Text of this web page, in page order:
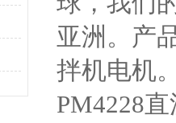
亚洲。产
拌机电机
PM4228